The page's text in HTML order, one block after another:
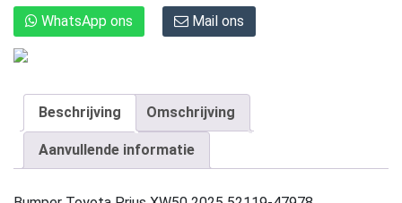
WhatsApp ons Mail ons
Beschrijving Omschrijving
Aanvullende informatie